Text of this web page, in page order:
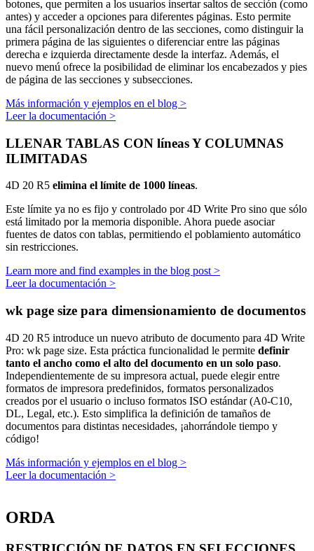
botones, que permiten a los usuarios insertar saltos de sección (como
antes) y acceder a opciones para diferentes páginas. Esto permite
una fácil personalización dentro de las secciones, como distinguir la
primera página de las siguientes o diferenciar entre las páginas
derecha e izquierda directamente desde la interfaz. Además, el
nuevo menú ofrece la posibilidad de eliminar los encabezados y pies
de página de las secciones y subsecciones.
Más información y ejemplos en el blog >
Leer la documentación >
LLENAR TABLAS CON líneas Y COLUMNAS
ILIMITADAS
4D 20 R5 elimina el límite de 1000 líneas.
Este límite ya no es fijo y controlado por 4D Write Pro sino que sólo
está limitado por la memoria disponible. Ahora puede asociar
fuentes de datos con tablas, permitiendo el poblamiento automático
sin restricciones.
Learn more and find examples in the blog post >
Leer la documentación >
wk page size para dimensionamiento de documentos
4D 20 R5 introduce un nuevo atributo de documento para 4D Write
Pro: wk page size. Esta práctica funcionalidad le permite definir
tanto el ancho como el alto del documento en un solo paso.
Independientemente de su impresora actual, puede elegir entre
formatos de impresora predefinidos, formatos personalizados
creados por el usuario o incluso formatos ISO estándar (A0-C10,
DL, Legal, etc.). Esto simplifica la definición de tamaños de
documentos para distintas necesidades, ¡ahorrándole tiempo y
código!
Más información y ejemplos en el blog >
Leer la documentación >
ORDA